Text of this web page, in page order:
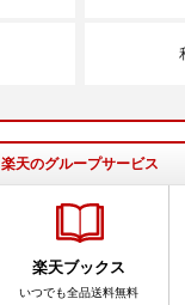
楽天のグループサービス
楽天ブックス
いつでも全品送料無料